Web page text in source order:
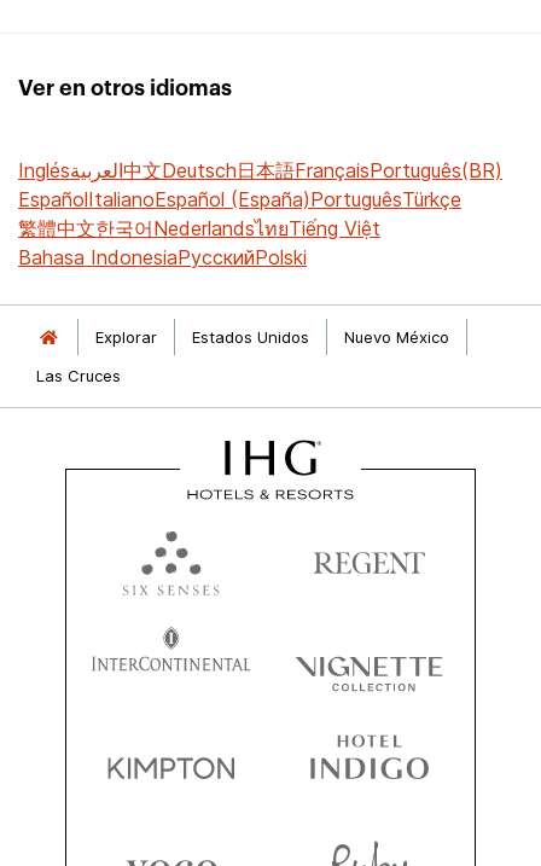
Ver en otros idiomas
Inglésالعربية中文Deutsch日本語FrançaisPortuguês(BR)
EspañolItalianoEspañol (España)PortuguêsTürkçe
繁體中文한국어NederlandsไทยTiếng Việt
Bahasa IndonesiaРусскийPolski
Explorar Estados Unidos
Nuevo México
Las Cruces